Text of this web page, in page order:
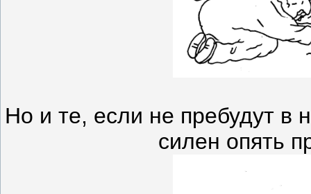
Но и те, если не пребудут в
силен опять